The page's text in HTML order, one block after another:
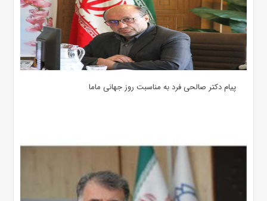
پیام دکتر صالحی فرد به مناسبت روز جهانی ماما